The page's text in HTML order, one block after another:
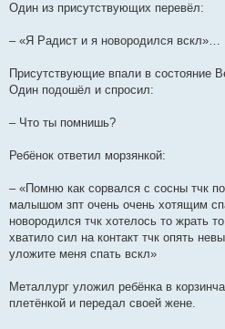
Один из присутствующих перевёл:
– «Я Радист и я новородился вскл»…
Присутствующие впали в состояние
Один подошёл и спросил:
– Что ты помнишь?
Ребёнок ответил морзянкой:
– «Помню как сорвался с сосны тчк
малышом зпт очень очень хотящим
новородился тчк хотелось то жрать
хватило сил на контакт тчк опять
уложите меня спать вскл»
Металлург уложил ребёнка в
плетёнкой и передал своей жене.